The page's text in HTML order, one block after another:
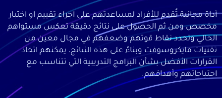
أداة مجانية تُقدم للأفراد لمساعدتهم على اجراء تقييم او اختبار
مخصص ومن ثم الحصول على نتائج دقيقة تعكس مستواهم
الحالي وتحدد نقاط قوتهم وضعفهم في مجال معين من
تقنيات مايكروسوفت وبناءً على هذه النتائج، يمكنهم اتخاذ
القرارات الأفضل بشأن البرامج التدريبية التي تتناسب مع
احتياجاتهم وأهدافهم.